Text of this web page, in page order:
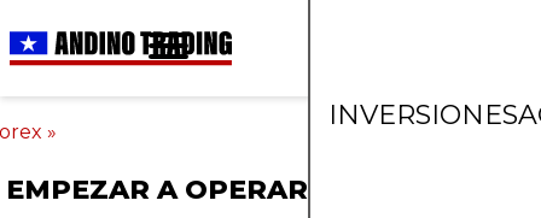
INVERSIONES
»
A OPERAR: UNA GUÍA